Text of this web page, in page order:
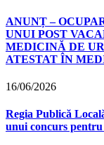
ANUNȚ –
UNUI POST
MEDICINĂ DE
ATESTAT ÎN
16/06/2026
Regia Publică
unui concurs